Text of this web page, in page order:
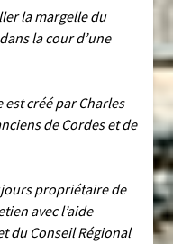
la margelle du
la cour d’une
créé par Charles
de Cordes et de
propriétaire de
avec l’aide
du Conseil Régional